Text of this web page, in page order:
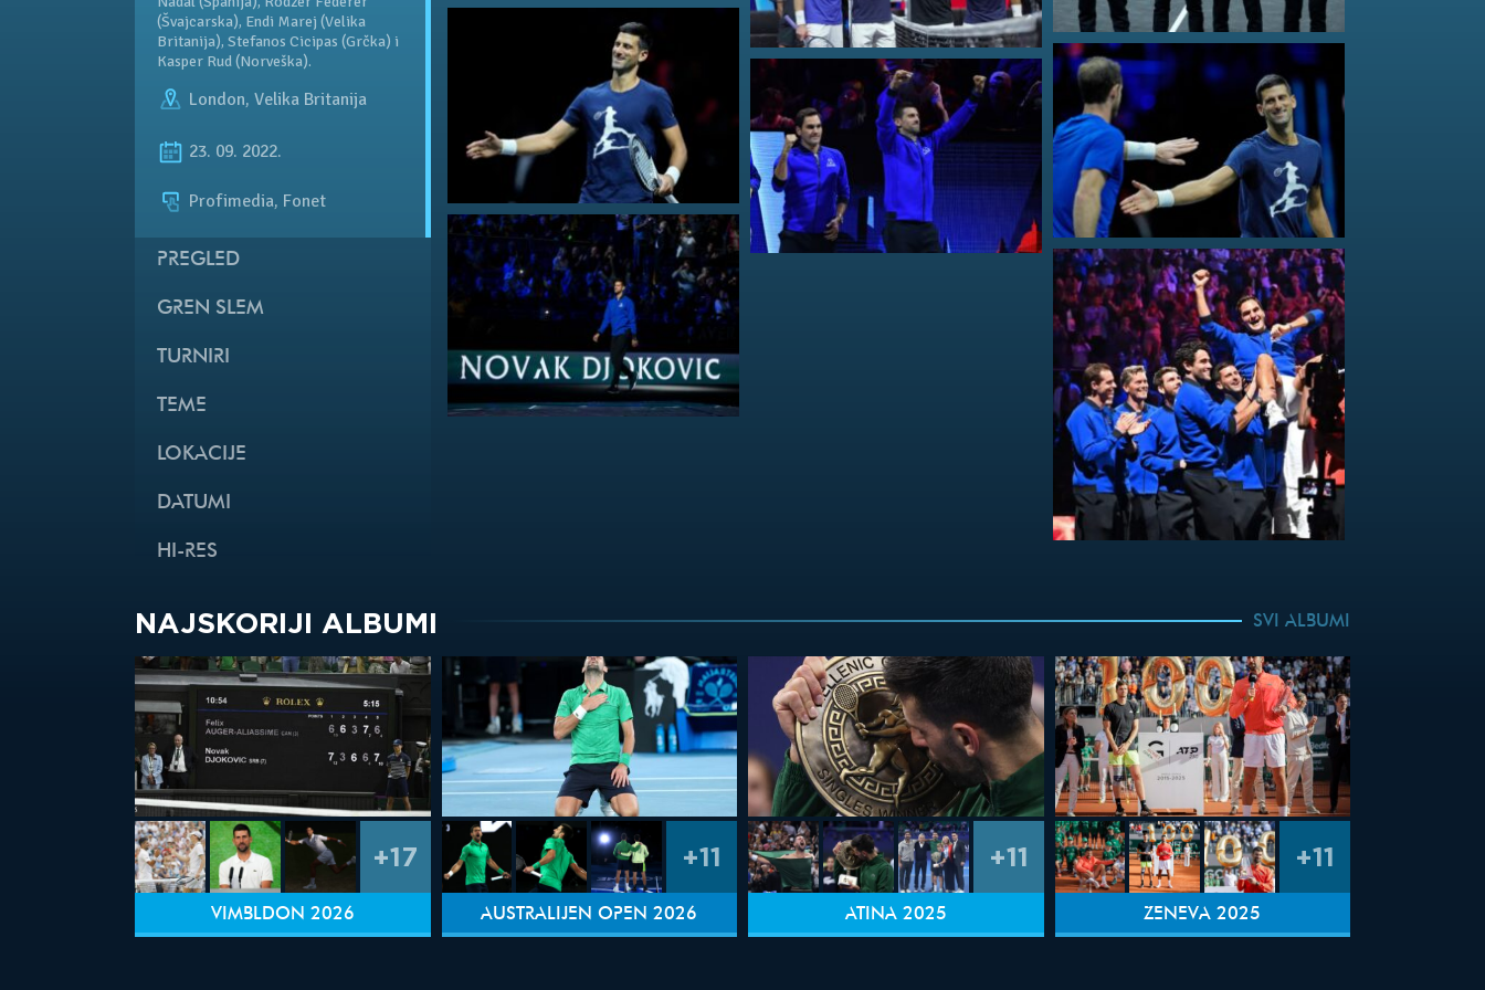
(Švajcarska), Endi Marej (Velika
Britanija), Stefanos Cicipas (Grčka) i
Kasper Rud (Norveška).
London, Velika Britanija
23. 09. 2022.
Profimedia, Fonet
PREGLED
GREN SLEM
TURNIRI
TEME
LOKACIJE
DATUMI
HI-RES
NAJSKORIJI ALBUMI SVI ALBUMI
+17
VIMBLDON 2026
+11
AUSTRALIJEN OPEN 2026
+11
ATINA 2025
+11
ŽENEVA 2025